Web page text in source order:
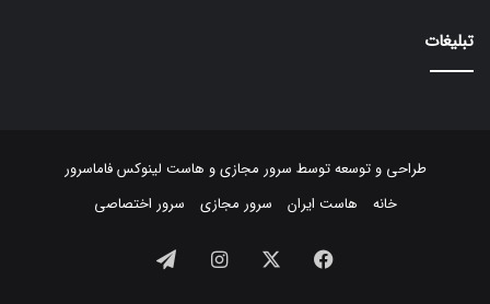
تبلیغات
طراحی و توسعه توسط سرور مجازیو هاست لینوکسفاماسرور
خانه
هاست ایران سرور مجازی سرور اختصاصی
فیسبوک ایکس اینستاگرام